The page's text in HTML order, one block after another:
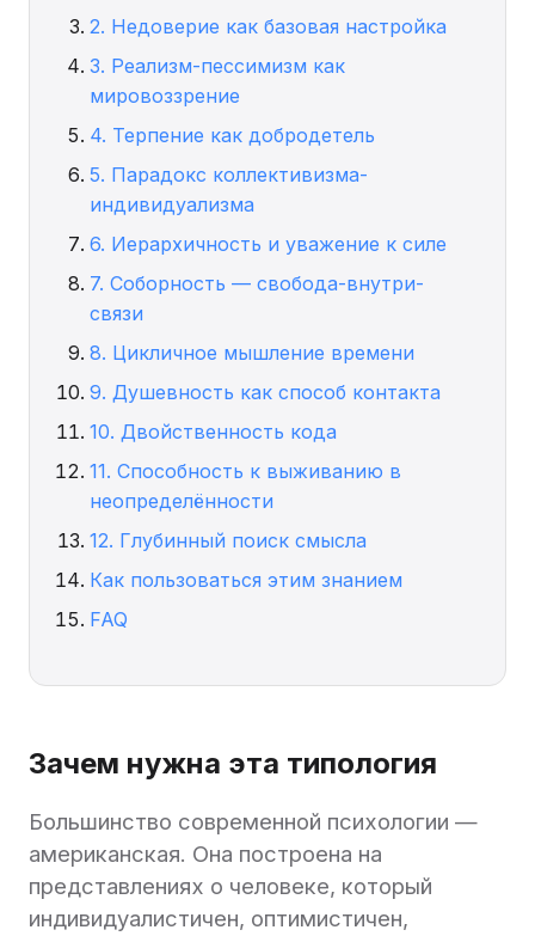
2. Недоверие как базовая настройка
3. Реализм-пессимизм как
мировоззрение
4. Терпение как добродетель
5. Парадокс коллективизма-
индивидуализма
6. Иерархичность и уважение к силе
7. Соборность — свобода-внутри-
связи
8. Цикличное мышление времени
9. Душевность как способ контакта
10. Двойственность кода
11. Способность к выживанию в
неопределённости
12. Глубинный поиск смысла
Как пользоваться этим знанием
FAQ
Зачем нужна эта типология
Большинство современной психологии —
американская. Она построена на
представлениях о человеке, который
индивидуалистичен, оптимистичен,